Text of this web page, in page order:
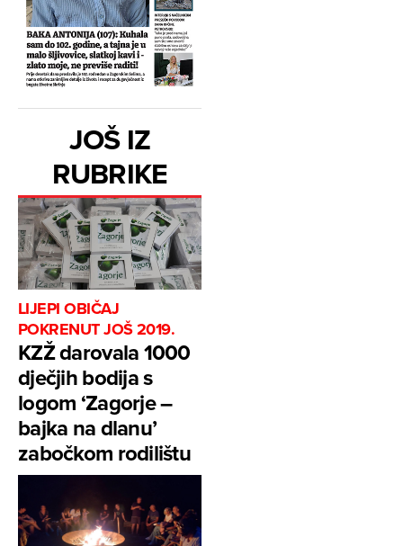
JOŠ IZ
RUBRIKE
LIJEPI OBIČAJ
POKRENUT JOŠ 2019.
KZŽ darovala 1000
dječjih bodija s
logom ‘Zagorje –
bajka na dlanu’
zabočkom rodilištu